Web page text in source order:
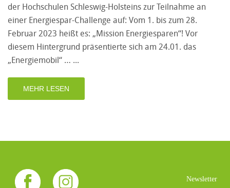
der Hochschulen Schleswig-Holsteins zur Teilnahme an
einer Energiespar-Challenge auf: Vom 1. bis zum 28.
Februar 2023 heißt es: „Mission Energiesparen“! Vor
diesem Hintergrund präsentierte sich am 24.01. das
„Energiemobil“ …
MEHR LESEN
Newsletter